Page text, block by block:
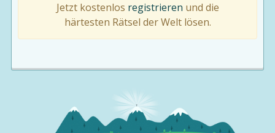
Jetzt kostenlos registrieren und die
härtesten Rätsel der Welt lösen.